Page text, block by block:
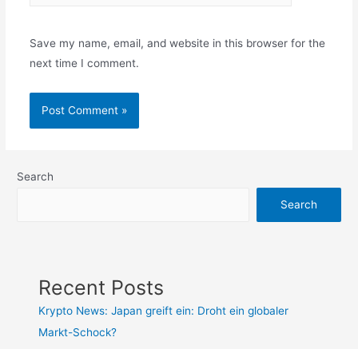
Save my name, email, and website in this browser for the
next time I comment.
Search
Search
Recent Posts
Krypto News: Japan greift ein: Droht ein globaler
Markt-Schock?